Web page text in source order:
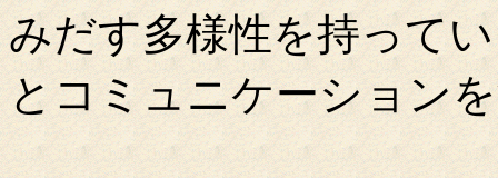
みだす多様性を持って
とコミュニケーション